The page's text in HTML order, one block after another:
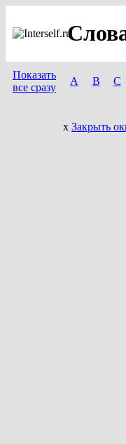
Показать
все сразу
A B C
x Закрыть